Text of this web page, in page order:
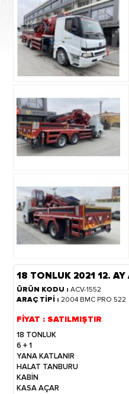
18 TONLUK 2021 12. AY
ÜRÜN KODU :ACV-1552
ARAÇ TİPİ :2004 BMC PRO 522
FİYAT : SATILMIŞTIR
18 TONLUK
6 + 1
YANA KATLANIR
HALAT TANBURU
KABİN
KASA AÇAR